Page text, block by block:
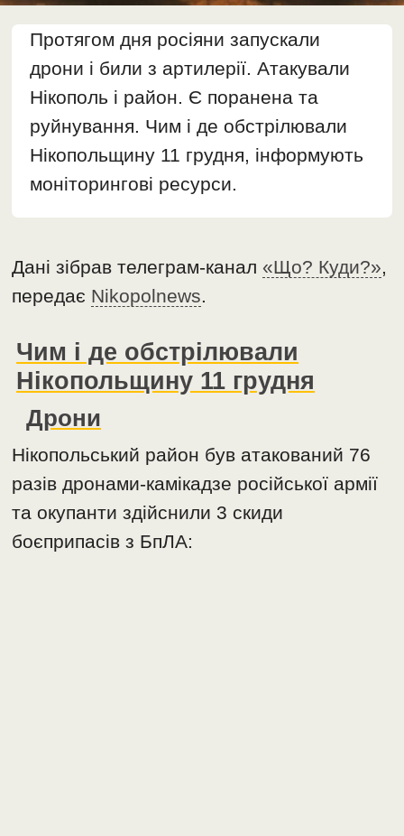
Протягом дня росіяни запускали
дрони і били з артилерії. Атакували
Нікополь і район. Є поранена та
руйнування. Чим і де обстрілювали
Нікопольщину 11 грудня, інформують
моніторингові ресурси.
Дані зібрав телеграм-канал«Що? Куди?»,
передає Nikopolnews.
Чим і де обстрілювали
Нікопольщину 11 грудня
Дрони
Нікопольський район був атакований 76
разів дронами-камікадзе російської армії
та окупанти здійснили 3 скиди
боєприпасів з БпЛА: